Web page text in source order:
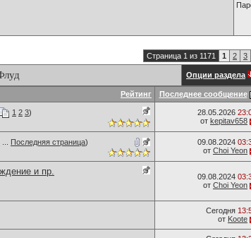
Страница 1 из 1171 1 2 3
Опции раздела
Рейтинг Последнее сообщение
1 2 3)
28.05.2026
от kepitav658
Последняя страница)
09.08.2024
от Choi Yeon
и пр. 09.08.2024
от Choi Yeon
Сегодня
от Koote